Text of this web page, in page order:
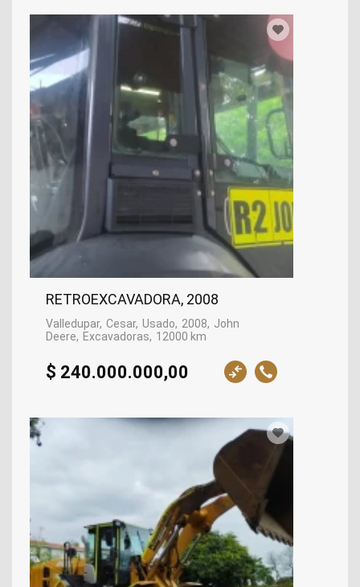
RETROEXCAVADORA, 2008
Valledupar Cesar Usado 2008
John
Deere
Excavadoras 12000 km
$ 240.000.000,00